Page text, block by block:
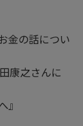
金の話につい
康之さんに